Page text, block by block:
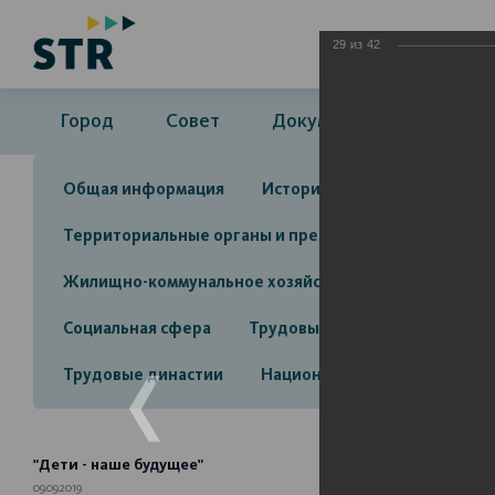
Город Совет Документы
Общая информация История Объекты
Территориальные органы и представительства
Жилищно-коммунальное хозяйство
Социальная сфера Трудовые отношения
Трудовые династии Национальные проекты
"Дети - наше будущее"
09.09.2019
29 из 42